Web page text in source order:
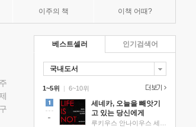
이주의 책 이책 어때?
베스트셀러
국내도서
1~5위 |
세네카, 오늘을 빼앗기
고 있는 당신에게
6~10위
인기검색어